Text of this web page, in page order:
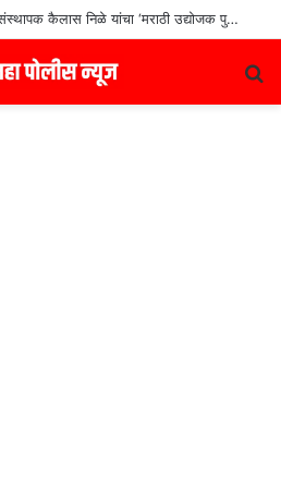
रिदम इरिगेशन ठिबक कंपनीचे संस्थापक कैलास निळे यांचा ‘मराठी उद्योजक पुरस्कार